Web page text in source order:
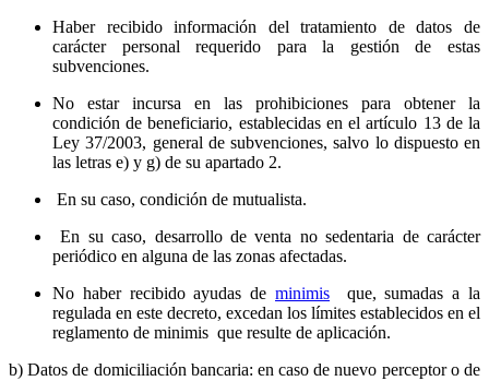
Haber recibido información del tratamiento de datos de
carácter personal requerido para la gestión de estas
subvenciones.
No estar incursa en las prohibiciones para obtener la
condición de beneficiario, establecidas en el artículo 13 de la
Ley 37/2003, general de subvenciones, salvo lo dispuesto en
las letras e) y g) de su apartado 2.
En su caso, condición de mutualista.
En su caso, desarrollo de venta no sedentaria de carácter
periódico en alguna de las zonas afectadas.
No haber recibido ayudas de minimis que, sumadas a la
regulada en este decreto, excedan los límites establecidos en el
reglamento de minimis que resulte de aplicación.
b) Datos de domiciliación bancaria: en caso de nuevo perceptor o de